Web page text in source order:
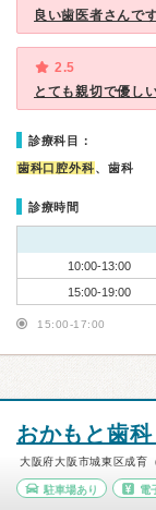
良い歯医者さんで
2.5
とても親切で優し
診療科目：
歯科口腔外科、歯科
診療時間
10:00-13:00
15:00-19:00
15:00-17:00
おかもと歯
大阪府大阪市城東区成育
駐車場あり 電